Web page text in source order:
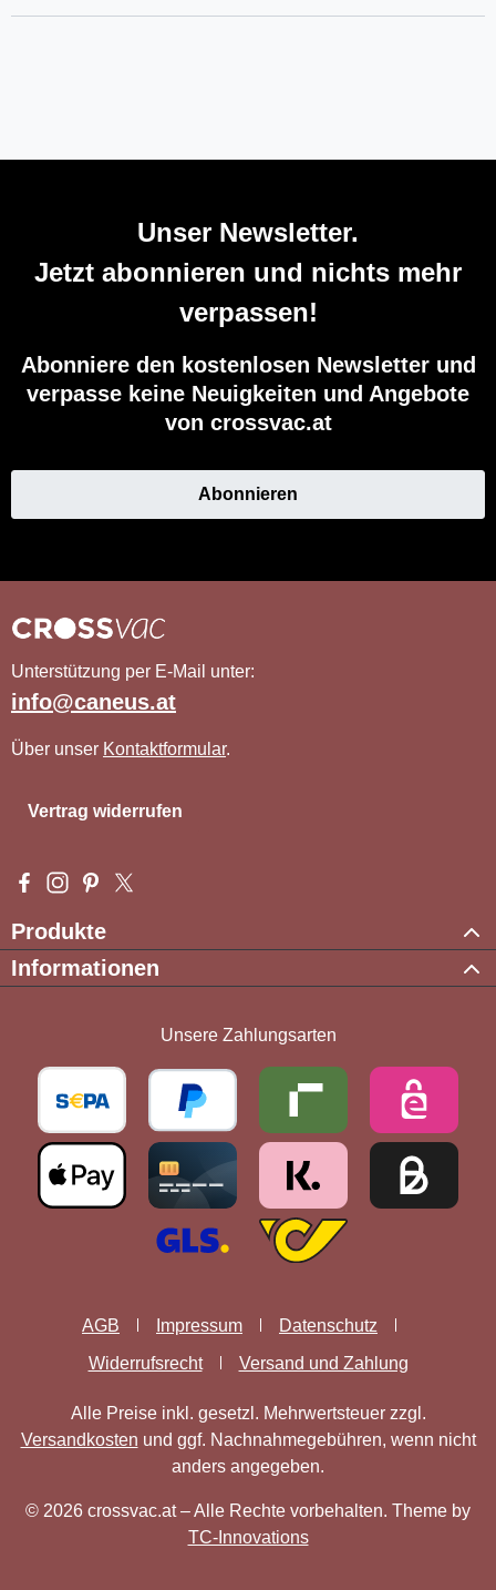
Unser Newsletter.
Jetzt abonnieren und nichts mehr
verpassen!
Abonniere den kostenlosen Newsletter und
verpasse keine Neuigkeiten und Angebote
von crossvac.at
Abonnieren
Unterstützung per E-Mail unter:
info@caneus.at
Über unser Kontaktformular.
Vertrag widerrufen
Besuche uns auf Facebook – öffnet in neuem Tab (externer
Schau auf Instagram vorbei – öffnet in neuem Tab
Lass dich auf Pinterest inspirieren – öffnet in neuem
Folge uns auf X – öffnet in neuem Tab (externer
Produkte
Informationen
Unsere Zahlungsarten
AGB Impressum
Datenschutz
Widerrufsrecht
Versand und Zahlung
Alle Preise inkl. gesetzl. Mehrwertsteuer zzgl.
Versandkosten und ggf. Nachnahmegebühren, wenn nicht
anders angegeben.
© 2026 crossvac.at – Alle Rechte vorbehalten. Theme by
TC-Innovations